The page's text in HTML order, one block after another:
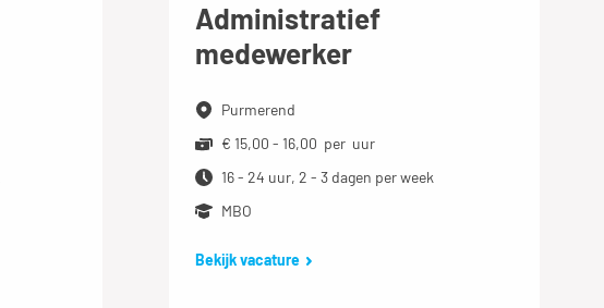
Administratief
medewerker
Purmerend
€ 15,00 - 16,00 per uur
16 - 24 uur, 2 - 3 dagen per week
MBO
Bekijk vacature